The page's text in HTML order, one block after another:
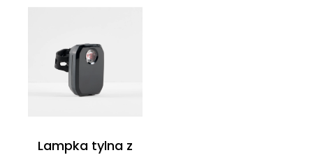
Lampka tylna z